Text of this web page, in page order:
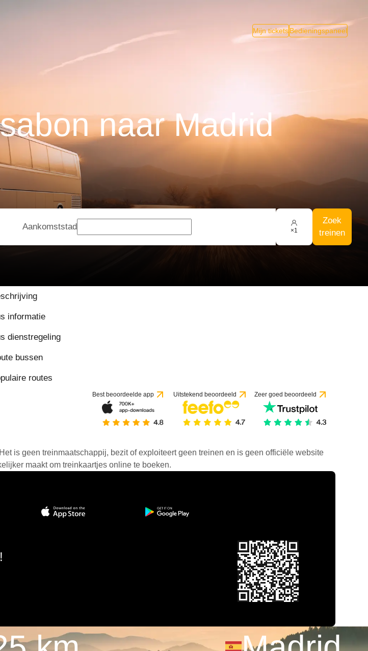
Mijn ticketsBedieningspaneel
naar Madrid
Aankomststad ×1
Zoek
treinen
informatie
dienstregeling
bussen
routes
Best beoordeelde app Uitstekend beoordeeld Zeer goed beoordeeld
is geen treinmaatschappij, bezit of exploiteert geen treinen en is geen officiële website
maakt om treinkaartjes online te boeken.